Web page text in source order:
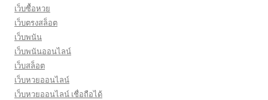
เว็บซื้อหวย
เว็บตรงสล็อต
เว็บพนัน
เว็บพนันออนไลน์
เว็บสล็อต
เว็บหวยออนไลน์
เว็บหวยออนไลน์ เชื่อถือได้